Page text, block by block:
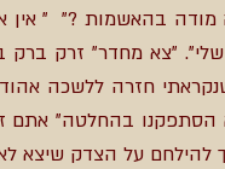
מודה בהאשמות ?" " אין
"צא מחדר" זרק ברק
חזרה ללשכה אהוד
הסתפקנו בהחלטה" אתם
חובה עליך להילחם